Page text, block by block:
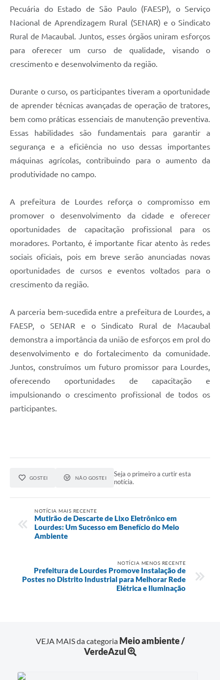
Pecuária do Estado de São Paulo (FAESP), o Serviço
Nacional de Aprendizagem Rural (SENAR) e o Sindicato
Rural de Macaubal. Juntos, esses órgãos uniram esforços
para oferecer um curso de qualidade, visando o
crescimento e desenvolvimento da região.
Durante o curso, os participantes tiveram a oportunidade
de aprender técnicas avançadas de operação de tratores,
bem como práticas essenciais de manutenção preventiva.
Essas habilidades são fundamentais para garantir a
segurança e a eficiência no uso dessas importantes
máquinas agrícolas, contribuindo para o aumento da
produtividade no campo.
A prefeitura de Lourdes reforça o compromisso em
promover o desenvolvimento da cidade e oferecer
oportunidades de capacitação profissional para os
moradores. Portanto, é importante ficar atento às redes
sociais oficiais, pois em breve serão anunciadas novas
oportunidades de cursos e eventos voltados para o
crescimento da região.
A parceria bem-sucedida entre a prefeitura de Lourdes, a
FAESP, o SENAR e o Sindicato Rural de Macaubal
demonstra a importância da união de esforços em prol do
desenvolvimento e do fortalecimento da comunidade.
Juntos, construímos um futuro promissor para Lourdes,
oferecendo oportunidades de capacitação e
impulsionando o crescimento profissional de todos os
participantes.
GOSTEI NÃO GOSTEI
Seja o primeiro a curtir esta
notícia.
NOTÍCIA MAIS RECENTE
Mutirão de Descarte de Lixo Eletrônico em
Lourdes: Um Sucesso em Benefício do Meio
Ambiente
NOTÍCIA MENOS RECENTE
Prefeitura de Lourdes Promove Instalação de
Postes no Distrito Industrial para Melhorar Rede
Elétrica e Iluminação
VEJA MAIS da categoria Meio ambiente /
VerdeAzul